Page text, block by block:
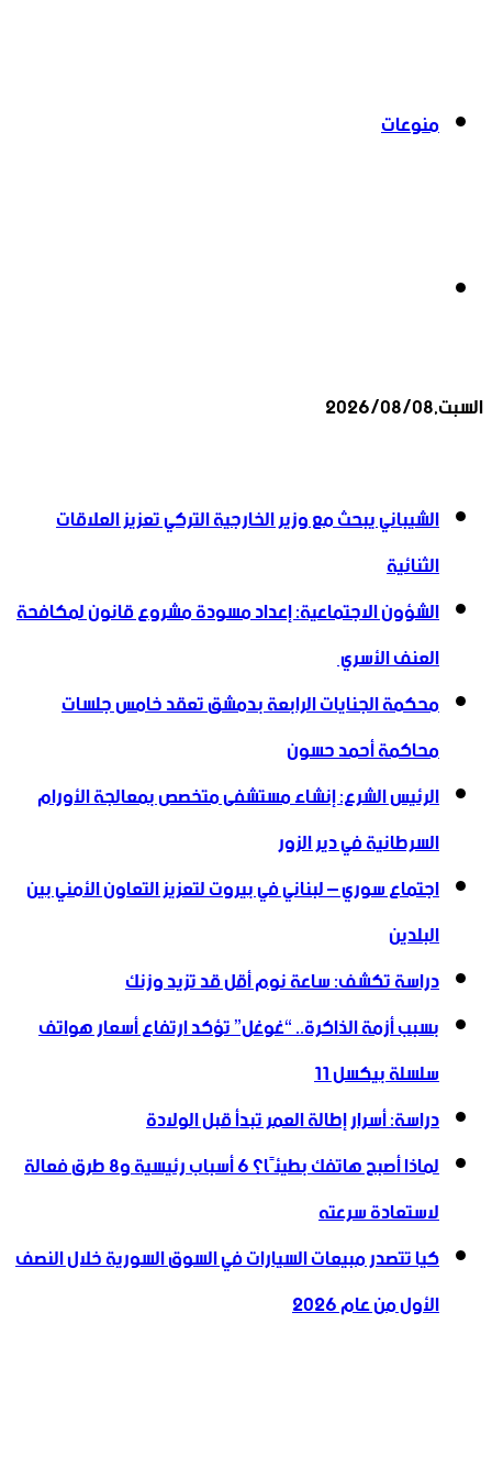
منوعات
السبت,2026/08/08
الشيباني يبحث مع وزير الخارجية التركي تعزيز العلاقات
الثنائية
الشؤون الاجتماعية: إعداد مسودة مشروع قانون لمكافحة
العنف الأسري ‏
محكمة الجنايات الرابعة بدمشق تعقد خامس جلسات
محاكمة أحمد حسون
الرئيس الشرع: إنشاء ‌‏مستشفى متخصص بمعالجة الأورام
السرطانية في دير الزور
اجتماع سوري – لبناني في بيروت لتعزيز التعاون ‏الأمني ‏بين
البلدين
دراسة تكشف: ساعة نوم أقل قد تزيد وزنك
بسبب أزمة الذاكرة.. “غوغل” تؤكد ارتفاع أسعار هواتف
سلسلة بيكسل 11
دراسة: أسرار إطالة العمر تبدأ قبل الولادة
لماذا أصبح هاتفك بطيئًا؟ 6 أسباب رئيسية و8 طرق فعالة
لاستعادة سرعته
كيا تتصدر مبيعات السيارات في السوق السورية خلال النصف
الأول من عام 2026